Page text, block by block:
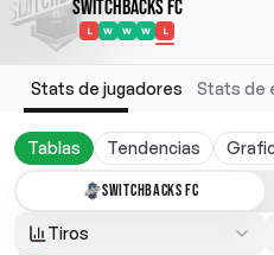
Switchbacks FC
L W W W L
Stats de jugadores Stats de
Tablas Tendencias
SWITCHBACKS FC
Tiros